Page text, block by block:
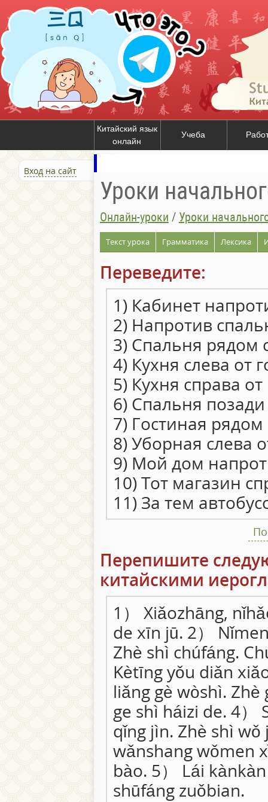
Китайский язык
онлайн
Учеба
Вход на сайт
Уроки
Онлайн-уроки / Уроки
Текст урока Грамматика Лексика
Переведите:
1) Кабинет
2) Напротив
3) Спальня рядом
4) Кухня слева от
5) Кухня справа
6) Спальня
7) Гостиная
8) Уборная слева
9) Мой дом
10) Тот магазин
11) За тем
Перепишите
китайскими
1） Xiǎozhāng,
de xīn jū. 2）
Zhè shì chúfáng.
Kètīng yǒu diǎn
liǎng gè wòshì.
ge shì háizi de. 4）
qǐng jìn. Zhè shì
wǎnshang wǒmen
bào. 5） Lái
shūfáng zuǒbian.